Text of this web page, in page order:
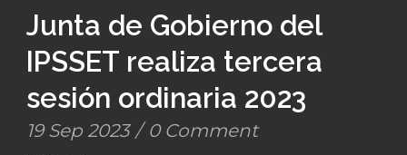
Junta de Gobierno del
IPSSET realiza tercera
sesión ordinaria 2023
19 Sep 2023 / 0 Comment